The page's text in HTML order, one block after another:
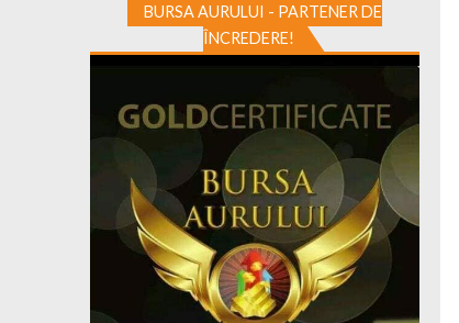
BURSA AURULUI - PARTENER DE
ÎNCREDERE!